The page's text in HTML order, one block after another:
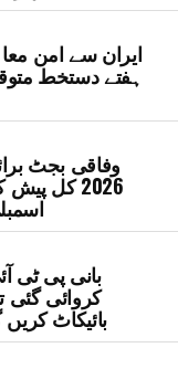
ایران سے امن
ہفتے دستخط
2026 کل
بانی پی ٹی
کروائی گئی
بائیکاٹ